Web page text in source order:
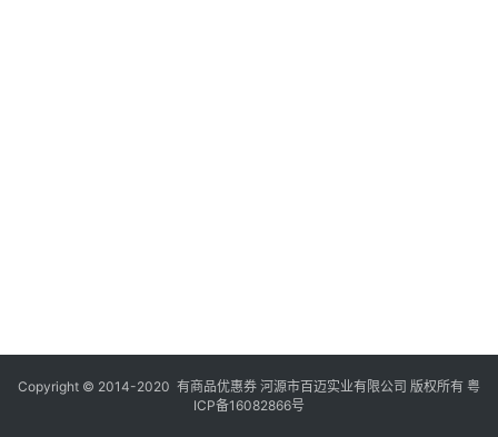
Copyright © 2014-2020 有商品优惠券 河源市百迈实业有限公司 版权所有 粤
ICP备16082866号